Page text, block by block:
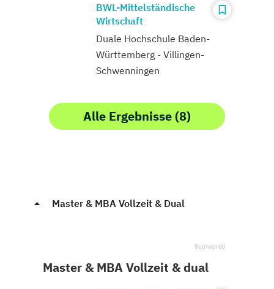
BWL-Mittelständische
Wirtschaft
Duale Hochschule Baden-
Württemberg - Villingen-
Schwenningen
Alle Ergebnisse (8)
Master & MBA Vollzeit & Dual
Master & MBA Vollzeit & dual